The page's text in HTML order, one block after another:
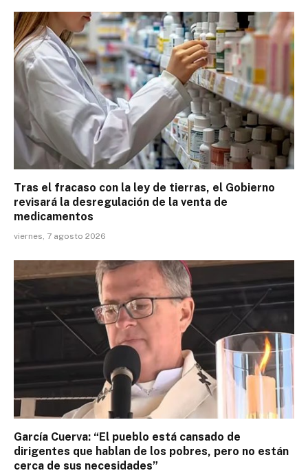
Tras el fracaso con la ley de tierras, el Gobierno
revisará la desregulación de la venta de
medicamentos
viernes, 7 agosto 2026
García Cuerva: “El pueblo está cansado de
dirigentes que hablan de los pobres, pero no están
cerca de sus necesidades”